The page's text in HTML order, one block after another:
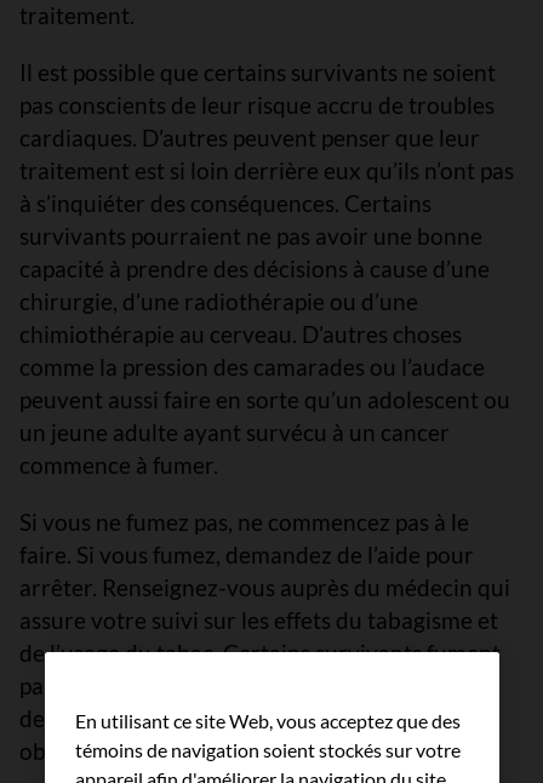
traitement.
Il est possible que certains survivants ne soient
pas conscients de leur risque accru de troubles
cardiaques. D’autres peuvent penser que leur
traitement est si loin derrière eux qu’ils n’ont pas
à s’inquiéter des conséquences. Certains
survivants pourraient ne pas avoir une bonne
capacité à prendre des décisions à cause d’une
chirurgie, d’une radiothérapie ou d’une
chimiothérapie au cerveau. D’autres choses
comme la pression des camarades ou l’audace
peuvent aussi faire en sorte qu’un adolescent ou
un jeune adulte ayant survécu à un cancer
commence à fumer.
Si vous ne fumez pas, ne commencez pas à le
faire. Si vous fumez, demandez de l’aide pour
arrêter. Renseignez-vous auprès du médecin qui
assure votre suivi sur les effets du tabagisme et
de l’usage du tabac. Certains survivants fument
parce qu’ils sont dépressifs. Si c’est le cas,
demandez à votre médecin de suivi comment
obtenir de l’aide.
En utilisant ce site Web, vous acceptez que des
témoins de navigation soient stockés sur votre
appareil afin d'améliorer la navigation du site,